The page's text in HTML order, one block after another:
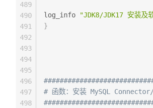
log_info
"JDK8/JDK17 安装及
}
# 函数：安装 MySQL
489
490
491
492
493
494
495
496
497
498